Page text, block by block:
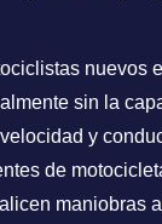
nuevos
sin la
y
de
maniobras